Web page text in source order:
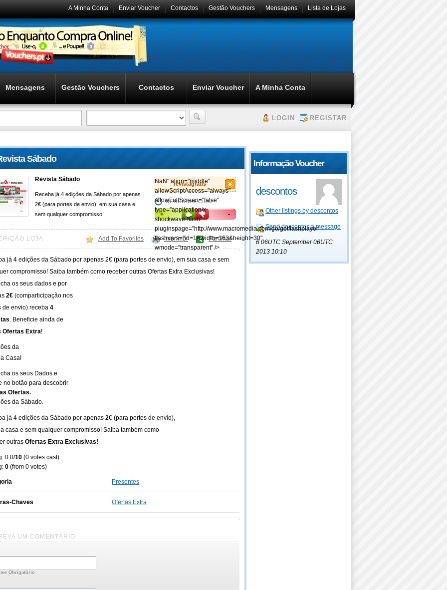
Lista de Lojas
Mensagens
Gestão Vouchers
Contactos
Enviar Voucher
A Minha Conta
Mensagens Gestão Vouchers Contactos Enviar Voucher A Minha Conta
LOGIN REGISTAR
Sábado
revistagratis
NaN" align="middle"
allowScriptAccess="always"
allowFullScreen="false"
type="application/x-
shockwave-flash"
pluginspage="http://www.macromedia.com/go/getflashplayer"
flashvars="id=1&width=163&height=30"
wmode="transparent" />
DESCONHECIDO
+ -
Revista Sábado
Receba já 4 edições da Sábado por apenas
2€ (para portes de envio), em sua casa e
sem qualquer compromisso!
Add To Favorites Imprimpr Partilhar
LOJA
já 4 edições da Sábado por apenas 2€ (para portes de envio), em sua casa e sem
compromisso! Saiba também como receber outras Ofertas Extra Exclusivas!
os seus dados e por
2€ (comparticipação nos
de envio) receba 4
. Beneficie ainda de
Ofertas Extra!
da
Casa!
os seus Dados e
no botão para descobrir
Ofertas.
da Sábado.
já 4 edições da Sábado por apenas 2€ (para portes de envio),
casa e sem qualquer compromisso! Saiba também como
outras Ofertas Extra Exclusivas!
0.0/10 (0 votes cast)
0 (from 0 votes)
Presentes
Chaves Ofertas Extra
UM COMENTÁRIO
Obrigatório
Informação Voucher
descontos
Other listings by descontos
Send descontos a message
6 06UTC September 06UTC
2013 10:10